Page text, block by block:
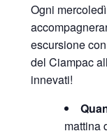
Ogni
escursione
del Ciampac
innevati!
mattina